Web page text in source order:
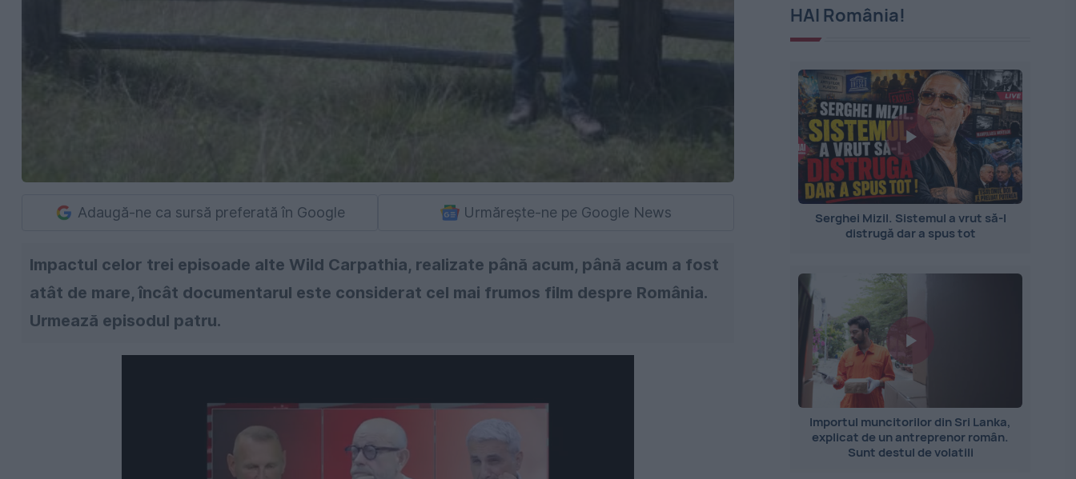
Adaugă-ne ca sursă preferată în Google Urmărește-ne pe Google News
Impactul celor trei episoade alte Wild Carpathia, realizate până acum, până acum a fost
atât de mare, încât documentarul este considerat cel mai frumos film despre România.
Urmează episodul patru.
HAI România!
Serghei Mizil. Sistemul a vrut să-l
distrugă dar a spus tot
Importul muncitorilor din Sri Lanka,
explicat de un antreprenor român.
Sunt destul de volatili